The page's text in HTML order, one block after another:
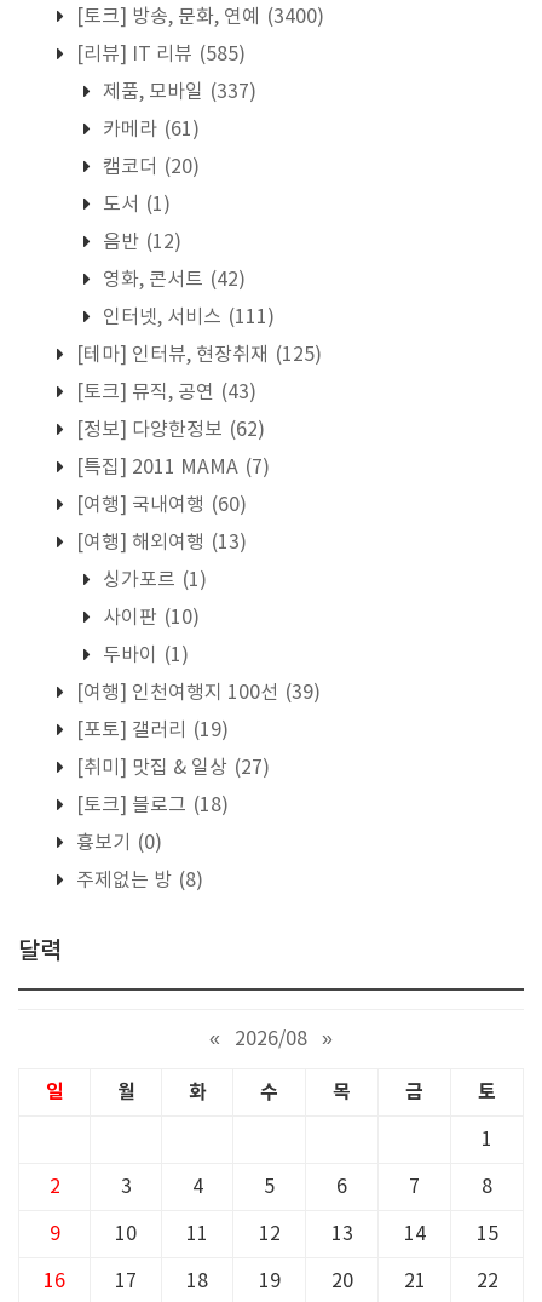
[토크] 방송, 문화, 연예
(3400)
[리뷰] IT 리뷰 (585)
제품, 모바일 (337)
카메라 (61)
캠코더 (20)
도서 (1)
음반 (12)
영화, 콘서트 (42)
인터넷, 서비스 (111)
[테마] 인터뷰, 현장취재 (125)
[토크] 뮤직, 공연 (43)
[정보] 다양한정보 (62)
[특집] 2011 MAMA (7)
[여행] 국내여행 (60)
[여행] 해외여행 (13)
싱가포르 (1)
사이판 (10)
두바이
(1)
[여행] 인천여행지 100선 (39)
[포토] 갤러리
(19)
[취미] 맛집 & 일상 (27)
[토크] 블로그 (18)
흉보기
(0)
주제없는 방 (8)
달력
« 2026/08 »
일 월 화 수 목 금 토
1
2 3 4 5 6 7 8
9 10 11 12 13 14 15
16 17 18 19 20 21 22